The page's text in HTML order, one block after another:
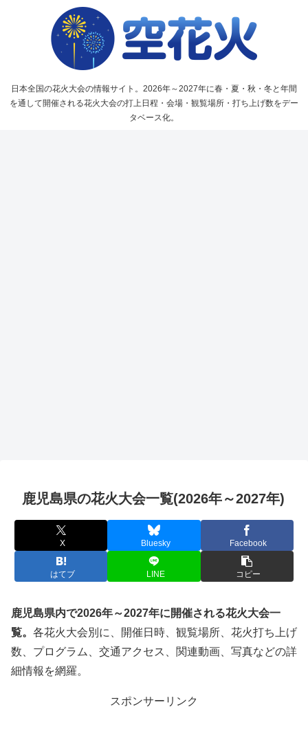
日本全国の花火大会の情報サイト。2026年～2027年に春・夏・秋・冬と年間
を通して開催される花火大会の打上日程・会場・観覧場所・打ち上げ数をデー
タベース化。
鹿児島県の花火大会一覧(2026年～2027年)
X Bluesky Facebook
はてブ LINE コピー
鹿児島県内で2026年～2027年に開催される花火大会一
覧。 各花火大会別に、開催日時、観覧場所、花火打ち上げ
数、プログラム、交通アクセス、関連動画、写真などの詳
細情報を網羅。
スポンサーリンク